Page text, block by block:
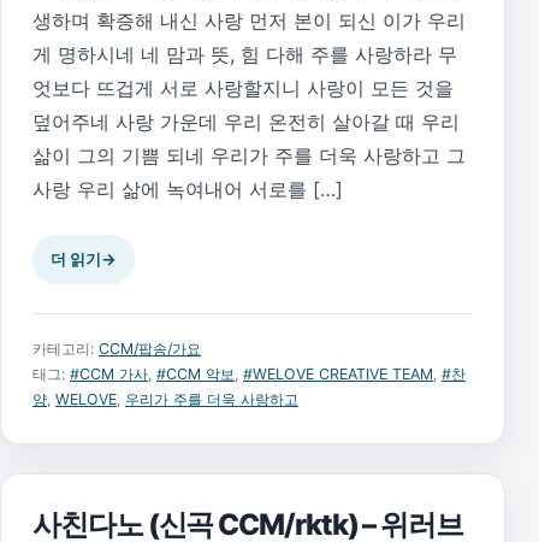
생하며 확증해 내신 사랑 먼저 본이 되신 이가 우리
게 명하시네 네 맘과 뜻, 힘 다해 주를 사랑하라 무
엇보다 뜨겁게 서로 사랑할지니 사랑이 모든 것을
덮어주네 사랑 가운데 우리 온전히 살아갈 때 우리
삶이 그의 기쁨 되네 우리가 주를 더욱 사랑하고 그
사랑 우리 삶에 녹여내어 서로를 […]
더 읽기→
카테고리: CCM/팝송/가요
태그: #CCM 가사, #CCM 악보, #WELOVE CREATIVE TEAM, #찬
양, WELOVE, 우리가 주를 더욱 사랑하고
사친다노 (신곡 CCM/rktk) – 위러브